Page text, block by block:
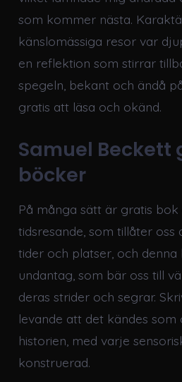
som kommer nästa.
känslomässiga resor var
en reflektion som stirrar
spegeln, bekant och ändå
gratis att läsa och okänd.
Samuel Beckett
böcker
På många sätt är gratis bok
tidsresande, som tillåter oss
tider och platser, och
undantag, som bär oss till
deras strider och segrar.
levande att det kändes som
historien, med varje
konstruerad.